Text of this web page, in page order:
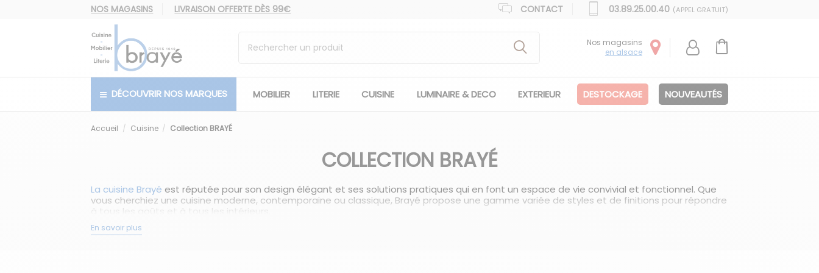
NOS MAGASINS LIVRAISON OFFERTE DÈS 99€ CONTACT 03.89.25.00.40 (APPEL GRATUIT)
Nos magasins
en alsace
DÉCOUVRIR NOS MARQUES MOBILIER LITERIE CUISINE LUMINAIRE & DECO EXTERIEUR DESTOCKAGE NOUVEAUTÉS
Accueil Cuisine Collection BRAYÉ
COLLECTION BRAYÉ
La cuisine Brayé est réputée pour son design élégant et ses solutions pratiques qui en font un espace de vie convivial et fonctionnel. Que
vous cherchiez une cuisine moderne, contemporaine ou classique, Brayé propose une gamme variée de styles et de finitions pour répondre
à tous les goûts et à tous les intérieurs.
Les cuisines Brayé se distinguent par leur utilisation de matériaux de haute qualité. Des surfaces en bois massif aux finitions laquées, en
passant par les stratifiés et les matériaux composites, chaque détail est soigneusement choisi pour garantir une durabilité et une
En savoir plus